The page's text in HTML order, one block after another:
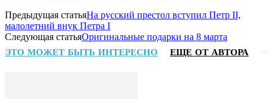
Предыдущая статьяНа русский престол вступил Петр II,
малолетний внук Петра I
Следующая статьяОригинальные подарки на 8 марта
ЭТО МОЖЕТ БЫТЬ ИНТЕРЕСНО ЕЩЕ ОТ АВТОРА